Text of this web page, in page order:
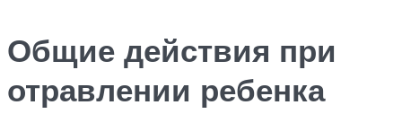
Общие действия при
отравлении ребенка